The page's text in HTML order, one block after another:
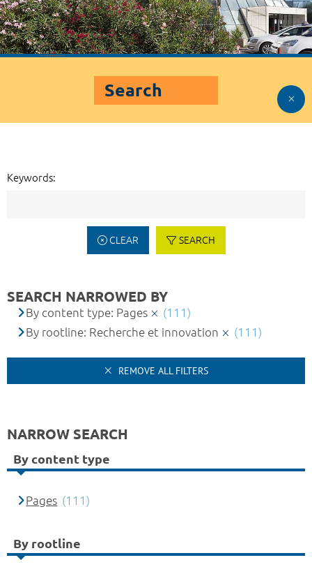
Search
Keywords:
CLEAR SEARCH
SEARCH NARROWED BY
By content type: Pages
(111)
By rootline: Recherche et innovation
(111)
REMOVE ALL FILTERS
NARROW SEARCH
By content type
Pages (111)
By rootline